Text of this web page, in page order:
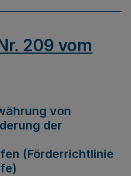
209 vom
von
der
(Förderrichtlinie